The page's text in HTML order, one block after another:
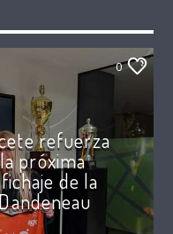
0
refuerza
próxima
de la